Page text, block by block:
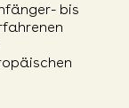
bis